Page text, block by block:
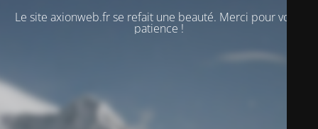
Le site axionweb.fr se refait une beauté. Merci pour votre
patience !